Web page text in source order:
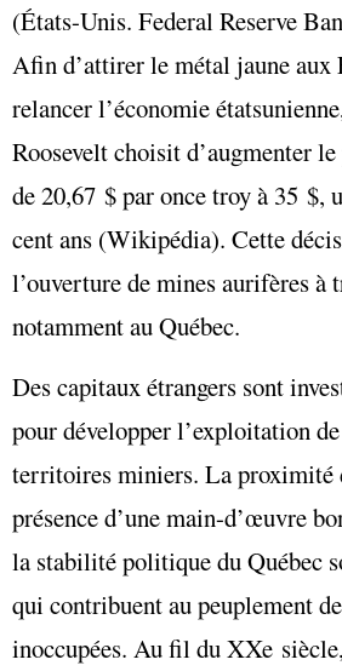
(États-Unis. Federal Reserve
Afin d’attirer le métal jaune aux
relancer l’économie
Roosevelt choisit d’augmenter
de 20,67 $ par once troy à 35 $,
cent ans (Wikipédia). Cette
l’ouverture de mines aurifères à
notamment au Québec.
Des capitaux étrangers sont
pour développer l’exploitation
territoires miniers. La proximité
présence d’une main-d’œuvre
la stabilité politique du Québec
qui contribuent au peuplement
inoccupées. Au fil du XXe